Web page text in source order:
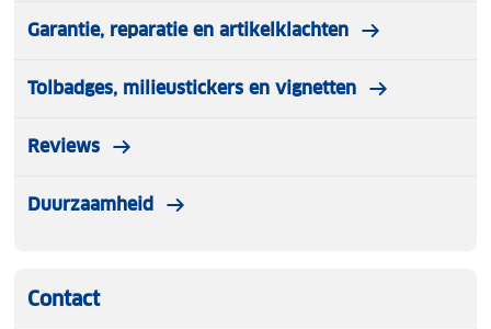
Garantie, reparatie en artikelklachten
Tolbadges, milieustickers en vignetten
Reviews
Duurzaamheid
Contact